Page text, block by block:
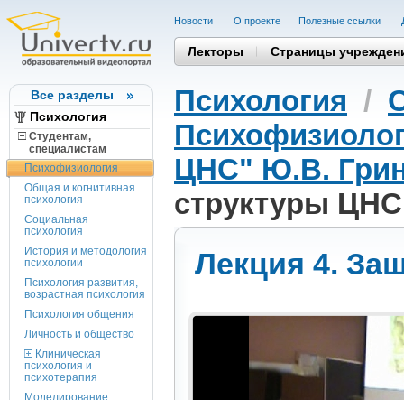
Все разделы
Психология
Студентам,
cпециалистам
Психофизиология
Общая и когнитивная
психология
Социальная
психология
История и методология
психологии
Психология развития,
возрастная психология
Психология общения
Личность и общество
Клиническая
психология и
психотерапия
Моделирование
Новости О проекте Полезные cсылки
Лекторы Страницы
Психология /
ЦНС" Ю.В.
структуры
Лекция 4.